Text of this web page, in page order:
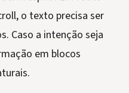
o texto precisa ser
Caso a intenção seja
em blocos